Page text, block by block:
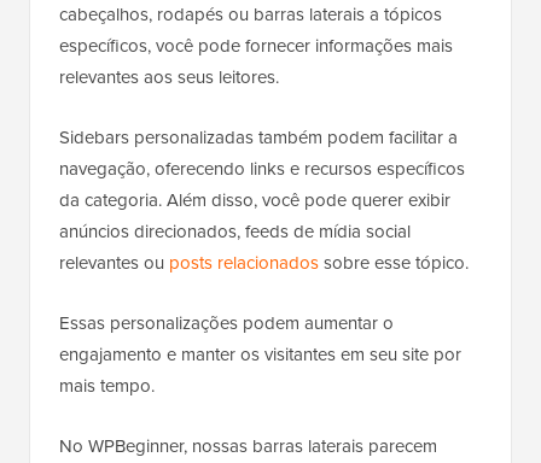
cabeçalhos, rodapés ou barras laterais a tópicos
específicos, você pode fornecer informações mais
relevantes aos seus leitores.
Sidebars personalizadas também podem facilitar a
navegação, oferecendo links e recursos específicos
da categoria. Além disso, você pode querer exibir
anúncios direcionados, feeds de mídia social
relevantes ou posts relacionadossobre esse tópico.
Essas personalizações podem aumentar o
engajamento e manter os visitantes em seu site por
mais tempo.
No WPBeginner, nossas barras laterais parecem